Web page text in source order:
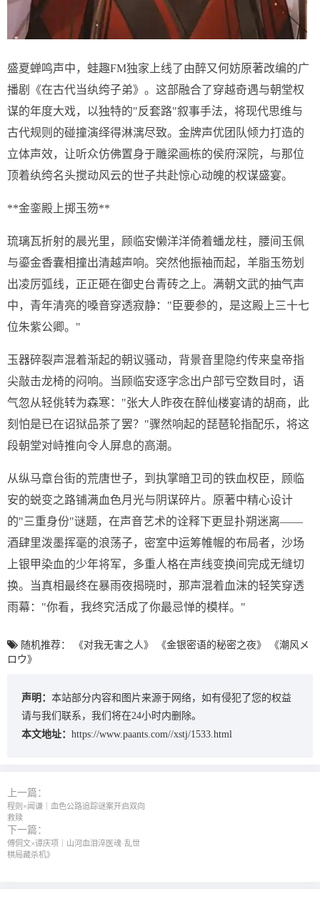
盛夏蝉鸣声中，蛙趣FM独家上线了由醉又何妨原著改编的广
播剧《在古代当纨绔子弟》。这部融合了穿越奇遇与朝堂权
谋的年度大戏，以独特的"反套路"叙事手法，将现代思维与
古代规则的碰撞演绎得淋漓尽致。金牌声优团队倾力打造的
立体声效，让听众仿佛置身于雕梁画栋的侯府深院，与那位
顶着纨绔名头搅动风云的世子共赴惊心动魄的权谋盛宴。
**金銮殿上掷玉笏**
琉璃瓦折射的晨光里，顾临安懒洋洋倚着蟠龙柱，腰间玉佩
与鎏金香囊相撞出清越声响。突然他振袖而起，羊脂玉笏划
出凌厉弧线，正正砸在御史台青砖之上。满朝文武的抽气声
中，青年清亮的嗓音穿透寂静："臣要参的，是这殿上三十七
位朱紫公卿。"
玉器碎裂声混着渐起的朝议骚动，背景音里隐约传来皇帝指
尖敲击龙椅的闷响。当顾临安逐字念出户部亏空数目时，语
气忽从轻佻转为森寒："张大人昨夜在醉仙楼宴请的胡商，此
刻怕是已在诏狱品茶了罢？"骤然响起的琵琶轮指配乐，将这
段朝堂对峙推向令人屏息的高潮。
从纵马章台街的荒唐世子，到执掌暗卫司的铁血权臣，顾临
安的蜕变之路铺满血色月光与阴谋碎片。原著中精心设计
的"三重身份"谜题，在声音艺术的诠释下更显扑朔迷离——
酒肆里泼墨挥毫的浪荡子，密室中运筹帷幄的布局者，沙场
上银甲染血的少年将军，多重人格在声线变换间完成无缝切
换。当真相最终在暴雨夜揭晓时，那声混着血沫的轻笑穿透
雨幕："你看，我终究活成了你最忌惮的模样。"
随机推荐： 《对我无害之人》 《金银密语的秘密之夜》
《潮风メ
ロウ》
声明： 本站部分内容和图片来源于网络，如有侵犯了您的权益
请与我们联系，我们将在24小时内删除。
本文地址： https://www.paants.com//xstj/1533.html
上一篇：
程则×闻谦｜血色公路追踪谜案开启双向
救赎
下一篇：
傅侗文×谭庆项｜山河血泪淬医魂·乱世
棋局藏杀机》